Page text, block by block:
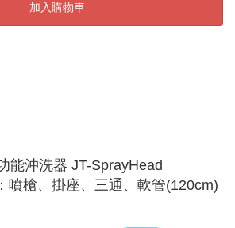
加入購物車
能沖洗器 JT-SprayHead
噴槍、掛座、三通、軟管(120cm)